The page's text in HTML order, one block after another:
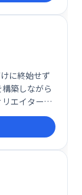
に終始せず
築しながら
エイターの
ています。